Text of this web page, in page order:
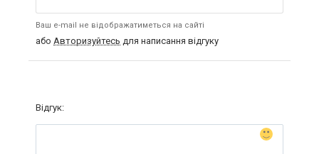
Ваш e-mail не відображатиметься на сайті
або Авторизуйтесь для написання відгуку
Відгук: